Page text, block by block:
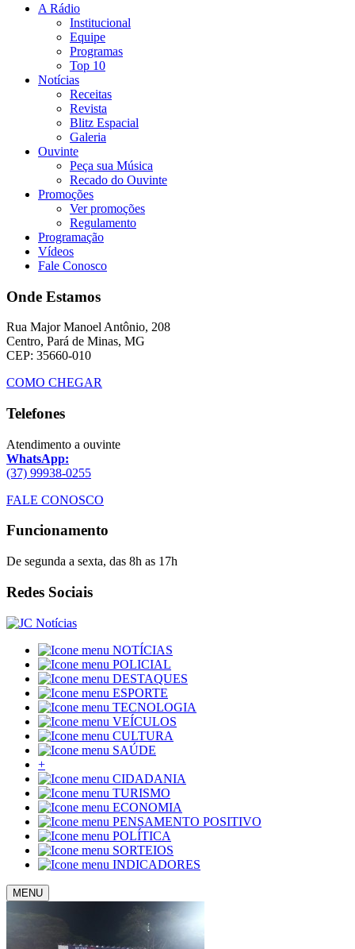
A Rádio
Institucional
Equipe
Programas
Top 10
Notícias
Receitas
Revista
Blitz Espacial
Galeria
Ouvinte
Peça sua Música
Recado do Ouvinte
Promoções
Ver promoções
Regulamento
Programação
Vídeos
Fale Conosco
Onde Estamos
Rua Major Manoel Antônio, 208
Centro, Pará de Minas, MG
CEP: 35660-010
COMO CHEGAR
Telefones
Atendimento a ouvinte
WhatsApp:
(37) 99938-0255
FALE CONOSCO
Funcionamento
De segunda a sexta, das 8h as 17h
Redes Sociais
NOTÍCIAS
POLICIAL
DESTAQUES
ESPORTE
TECNOLOGIA
VEÍCULOS
CULTURA
SAÚDE
+
CIDADANIA
TURISMO
ECONOMIA
PENSAMENTO POSITIVO
POLÍTICA
SORTEIOS
INDICADORES
MENU